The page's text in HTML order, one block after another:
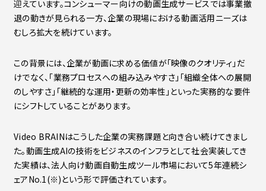
迎えています。コンシューマー向けの動画生成サービスでは事業撤
退の動きが見られる一方、企業の現場における動画活用ニーズは
むしろ拡大を続けています。
この背景には、企業が動画に求める価値が「映像のクオリティ」だ
けでなく、「業務プロセスへの組み込みやすさ」「組織全体への展開
のしやすさ」「継続的な運用・更新の効率性」といった実務的な要件
にシフトしていることがあります。
Video BRAINはこうした企業の実務課題と向き合い続けてきまし
た。動画生成AIの技術をビジネスのインフラとして社会実装してき
た実績は、法人向け動画自動生成ツール市場において5年連続シ
ェアNo.1(※)という形で評価されています。